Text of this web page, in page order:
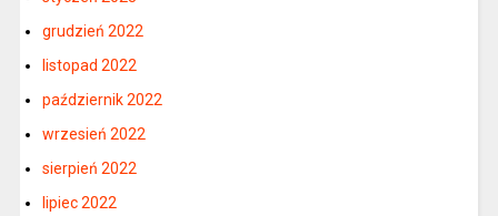
grudzień 2022
listopad 2022
październik 2022
wrzesień 2022
sierpień 2022
lipiec 2022